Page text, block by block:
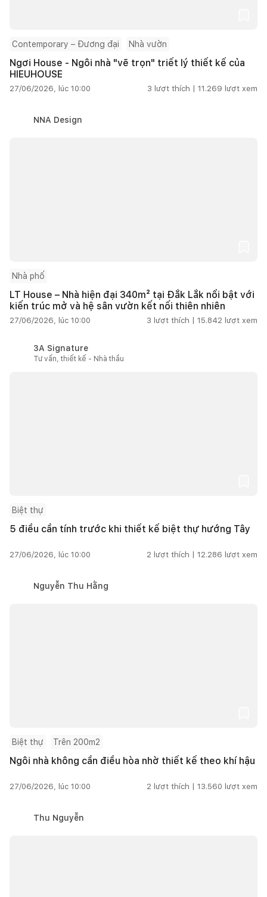
Contemporary – Đương đại Nhà vườn
Ngơi House - Ngôi nhà "vẽ trọn" triết lý thiết kế của
HIEUHOUSE
27/06/2026, lúc 10:00 3 lượt thích | 11.269 lượt xem
NNA Design
Nhà phố
LT House – Nhà hiện đại 340m² tại Đắk Lắk nổi bật với
kiến trúc mở và hệ sân vườn kết nối thiên nhiên
27/06/2026, lúc 10:00 3 lượt thích | 15.842 lượt xem
3A Signature
Tư vấn, thiết kế - Nhà thầu
Biệt thự
5 điều cần tính trước khi thiết kế biệt thự hướng Tây
27/06/2026, lúc 10:00 2 lượt thích | 12.286 lượt xem
Nguyễn Thu Hằng
Biệt thự Trên 200m2
Ngôi nhà không cần điều hòa nhờ thiết kế theo khí hậu
27/06/2026, lúc 10:00 2 lượt thích | 13.560 lượt xem
Thu Nguyễn